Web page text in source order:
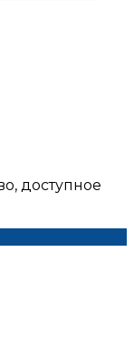
доступное